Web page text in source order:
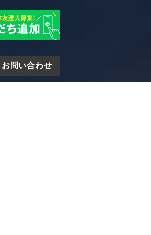
お問い合わせ